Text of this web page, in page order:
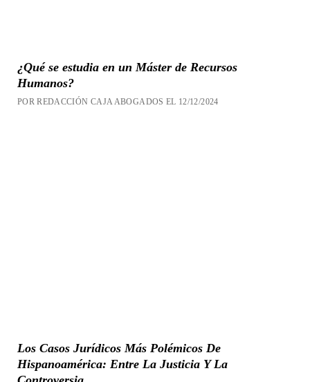
¿Qué se estudia en un Máster de Recursos
Humanos?
POR REDACCIÓN CAJA ABOGADOS EL 12/12/2024
Los Casos Jurídicos Más Polémicos De
Hispanoamérica: Entre La Justicia Y La